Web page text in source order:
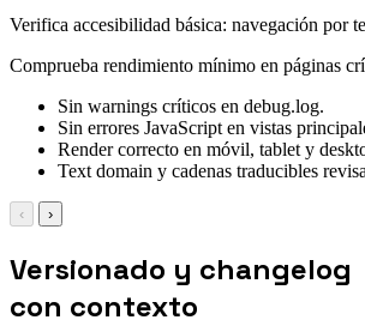
Verifica accesibilidad básica: navegación por
Comprueba rendimiento mínimo en páginas
Sin warnings críticos en debug.log.
Sin errores JavaScript en vistas
Render correcto en móvil, tablet y
Text domain y cadenas traducibles
‹ ›
Versionado y changelog
con contexto